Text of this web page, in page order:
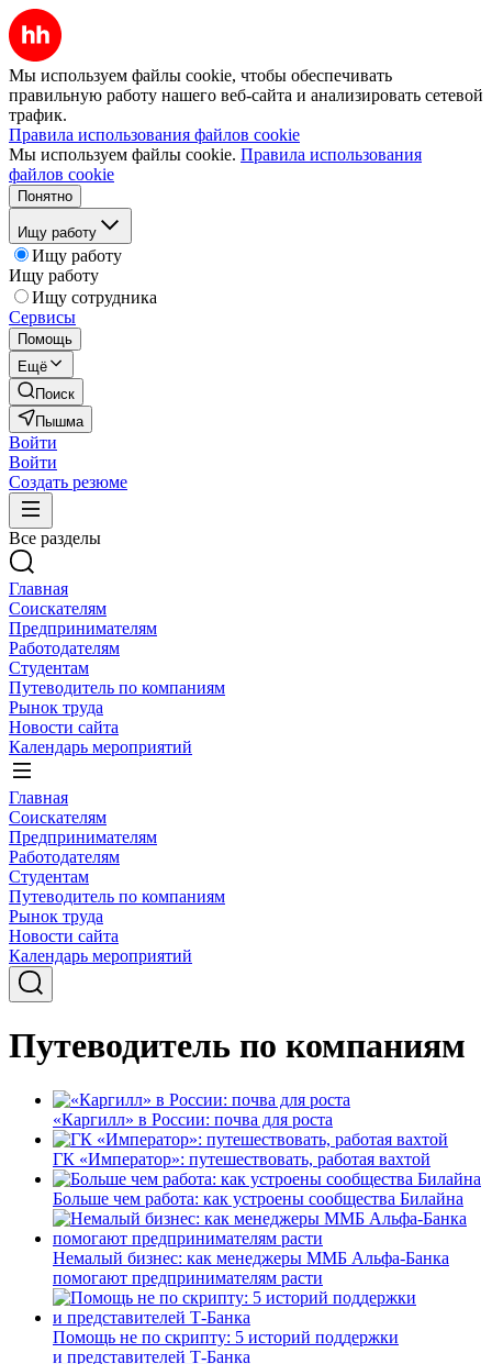
Мы используем файлы cookie, чтобы обеспечивать
правильную работу нашего веб-сайта и анализировать сетевой
трафик.
Правила использования файлов cookie
Мы используем файлы cookie. Правила использования
файлов cookie
Понятно
Ищу работу
Ищу работу
Ищу работу
Ищу сотрудника
Сервисы
Помощь
Ещё
Поиск
Пышма
Войти
Войти
Создать резюме
Все разделы
Главная
Соискателям
Предпринимателям
Работодателям
Студентам
Путеводитель по компаниям
Рынок труда
Новости сайта
Календарь мероприятий
Главная
Соискателям
Предпринимателям
Работодателям
Студентам
Путеводитель по компаниям
Рынок труда
Новости сайта
Календарь мероприятий
Путеводитель по компаниям
«Каргилл» в России: почва для роста
ГК «Император»: путешествовать, работая вахтой
Больше чем работа: как устроены сообщества Билайна
Немалый бизнес: как менеджеры ММБ Альфа-Банка
помогают предпринимателям расти
Помощь не по скрипту: 5 историй поддержки
и представителей Т-Банка